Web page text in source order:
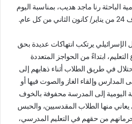
الباحثة رنا ماجد هديب، بمناسبة اليوم
الإسرائيلي يرتكب انتهاكات عديدة بحق
ابتداءً من الحواجز المتعددة
في طريق الطلاب أثناء ذهابهم إلى
المدارس وإلقاء الغاز والصوت فيها أو
اليومية إلى المدرسة محفوفة بالخوف
يعاني منها الطلاب المقدسيين، والحبس
من حقهم في التعليم المدرسي،